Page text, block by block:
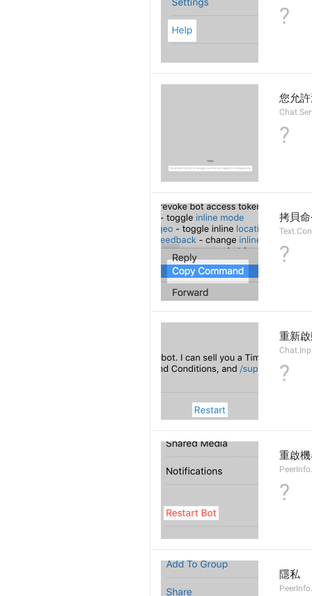
?
您允
?
拷貝
?
重新
?
重啟
?
隱私